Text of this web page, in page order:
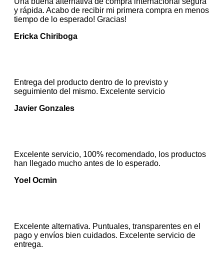
y rápida. Acabo de recibir mi primera compra en menos
tiempo de lo esperado! Gracias!
Ericka Chiriboga
Entrega del producto dentro de lo previsto y
seguimiento del mismo. Excelente servicio
Javier Gonzales
Excelente servicio, 100% recomendado, los productos
han llegado mucho antes de lo esperado.
Yoel Ocmin
Excelente alternativa. Puntuales, transparentes en el
pago y envíos bien cuidados. Excelente servicio de
entrega.